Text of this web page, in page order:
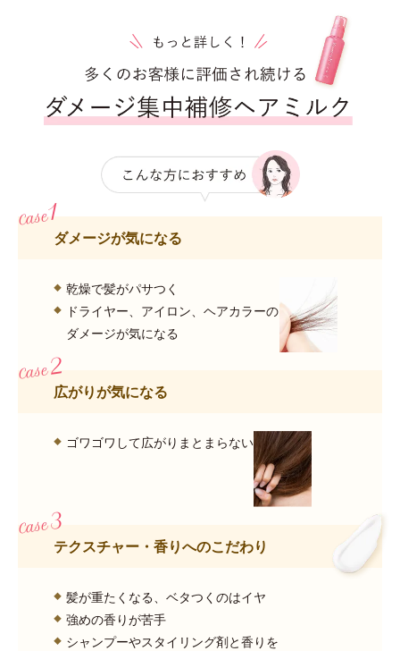
ダメージが気になる
乾燥で髪がパサつく
ドライヤー、アイロン、ヘアカラーの
ダメージが気になる
広がりが気になる
ゴワゴワして広がりまとまらない
テクスチャー・香りへのこだわり
髪が重たくなる、ベタつくのはイヤ
強めの香りが苦手
シャンプーやスタイリング剤と香りを